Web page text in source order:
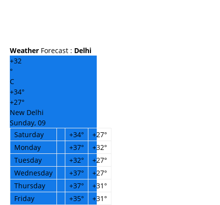
Weather Forecast : Delhi
+32
°
C
+34°
+27°
New Delhi
Sunday, 09
Saturday
+34° +27°
Monday
+37° +32°
Tuesday
+32° +27°
Wednesday
+37° +27°
Thursday
+37° +31°
Friday
+35° +31°